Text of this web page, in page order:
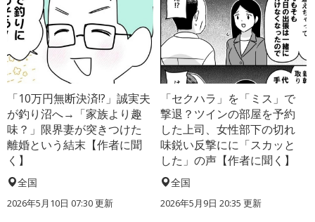
「10万円無断決済!?」誠実夫
が釣り沼へ→「家族より趣
味？」限界妻が突きつけた
離婚という結末【作者に聞
く】
全国
2026年5月10日 07:30 更新
「セクハラ」を「ミス」で
撃退？ツインの部屋を予約
した上司、女性部下の切れ
味鋭い反撃にに「スカッと
した」の声【作者に聞く】
全国
2026年5月9日 20:35 更新